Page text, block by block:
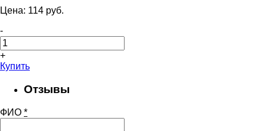
Цена: 114 pуб.
-
+
Купить
Отзывы
ФИО *